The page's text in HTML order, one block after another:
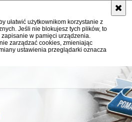
ułatwić użytkownikom korzystanie z
Jeśli nie blokujesz tych plików, to
w pamięci urządzenia.
zarządzać cookies, zmieniając
ustawienia przeglądarki oznacza